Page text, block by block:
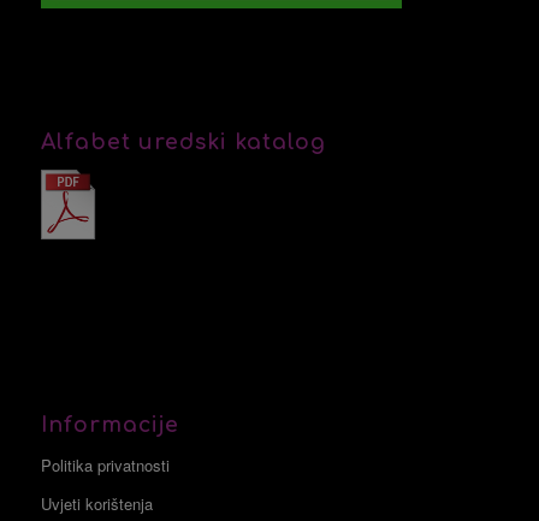
Alfabet uredski katalog
Informacije
Politika privatnosti
Uvjeti korištenja